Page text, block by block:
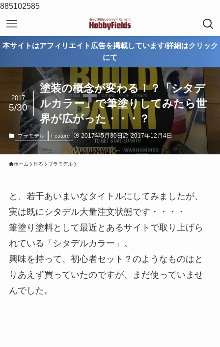
885102585
本サイトはアフィリエイト広告を掲載しています/詳細はクリック
にて
塗装の概念が変わる！？「シタデ
ルカラー」で筆塗りしてみたら世
界が広がった・・・？
2017
5/30
プラモデル Feature 2017年5月30日 2017年12月4日
ホーム 作る プラモデル
と、若干あいまいなタイトルにしてみましたが、
実は既にシタデル大量注文状態です・・・・
筆塗り塗料として最近とあるサイトで取り上げら
れている「シタデルカラー」。
興味を持って、初心者セット？のようなものはと
りあえず買っていたのですが、まだ使っていませ
んでした。